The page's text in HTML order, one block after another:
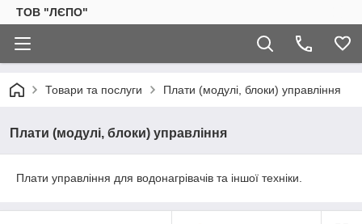
ТОВ "ЛЄПО"
Товари та послуги Плати (модулі, блоки) управління
Плати (модулі, блоки) управління
Плати управління для водонагрівачів та іншої техніки.